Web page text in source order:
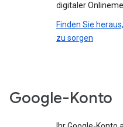
digitaler
Finden Sie
zu sorgen
Google-Konto